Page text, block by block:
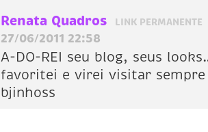
Renata Quadros LINK PERMANENTE
27/06/2011 22:58
A-DO-REI seu blog, seus
favoritei e virei visitar sempre
bjinhoss